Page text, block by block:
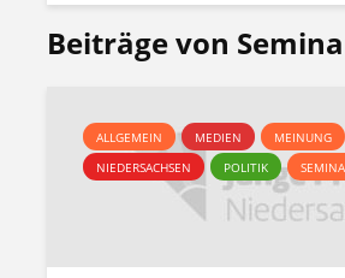
Beiträge von
ALLGEMEIN MEDIEN
MEINUNG
NIEDERSACHSEN
POLITIK